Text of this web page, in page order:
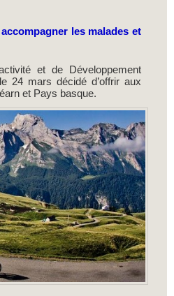
les malades et
et de Développement
24 mars décidé d’offrir aux
et Pays basque.